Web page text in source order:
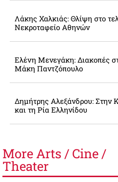
Λάκης Χαλκιάς: Θλίψη στο
Νεκροταφείο Αθηνών
Ελένη Μενεγάκη: Διακοπές
Μάκη Παντζόπουλο
Δημήτρης Αλεξάνδρου: Στην
και τη Ρία Ελληνίδου
MoreArts / Cine /
Theater